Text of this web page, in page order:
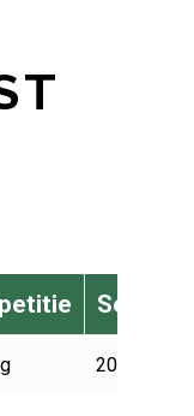
Seizoen
2022-2023